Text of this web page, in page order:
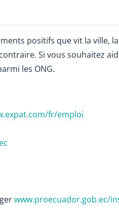
positifs que vit la ville,
Si vous souhaitez
les ONG.
fr/emploi
www.proecuador.gob.ec/